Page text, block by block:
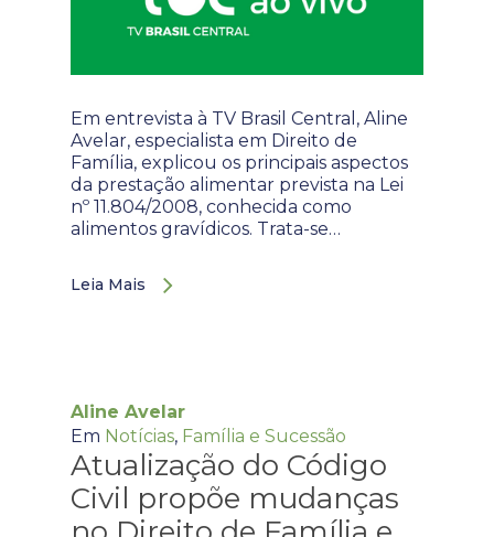
Em entrevista à TV Brasil Central, Aline
Avelar, especialista em Direito de
Família, explicou os principais aspectos
da prestação alimentar prevista na Lei
nº 11.804/2008, conhecida como
alimentos gravídicos. Trata-se…
Leia Mais
Aline Avelar
Em Notícias, Família e Sucessão
Atualização do Código
Civil propõe mudanças